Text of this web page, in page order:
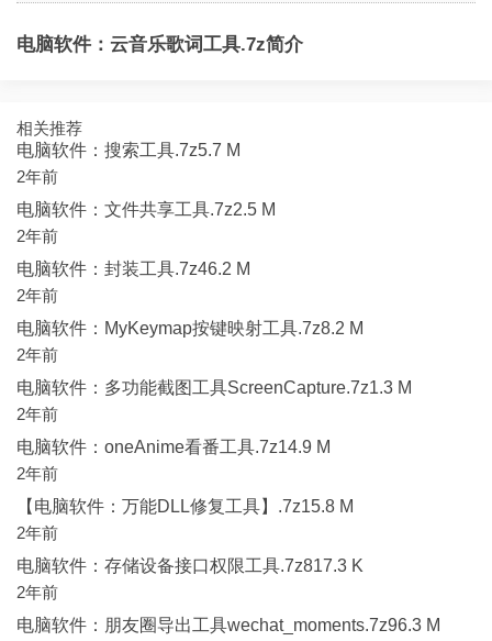
电脑软件：云音乐歌词工具.7z简介
相关推荐
电脑软件：搜索工具.7z5.7 M
2年前
电脑软件：文件共享工具.7z2.5 M
2年前
电脑软件：封装工具.7z46.2 M
2年前
电脑软件：MyKeymap按键映射工具.7z8.2 M
2年前
电脑软件：多功能截图工具ScreenCapture.7z1.3 M
2年前
电脑软件：oneAnime看番工具.7z14.9 M
2年前
【电脑软件：万能DLL修复工具】.7z15.8 M
2年前
电脑软件：存储设备接口权限工具.7z817.3 K
2年前
电脑软件：朋友圈导出工具wechat_moments.7z96.3 M